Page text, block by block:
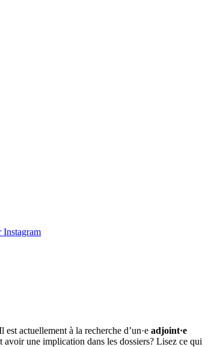
Instagram
est actuellement à la recherche d’un·e adjoint·e
avoir une implication dans les dossiers? Lisez ce qui